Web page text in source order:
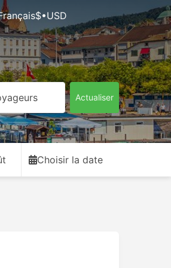
$•USD
Actualiser
Choisir la date